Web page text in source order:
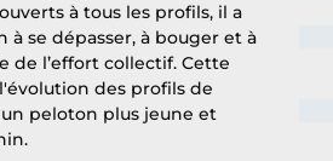
à tous les profils, il a
à se dépasser, à bouger et à
de l’effort collectif. Cette
des profils de
peloton plus jeune et